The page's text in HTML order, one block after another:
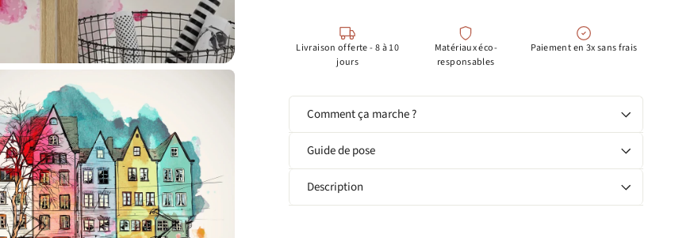
Livraison offerte - 8 à 10
jours
Matériaux éco-
responsables
Paiement en 3x sans frais
Comment ça marche ?
Guide de pose
Description